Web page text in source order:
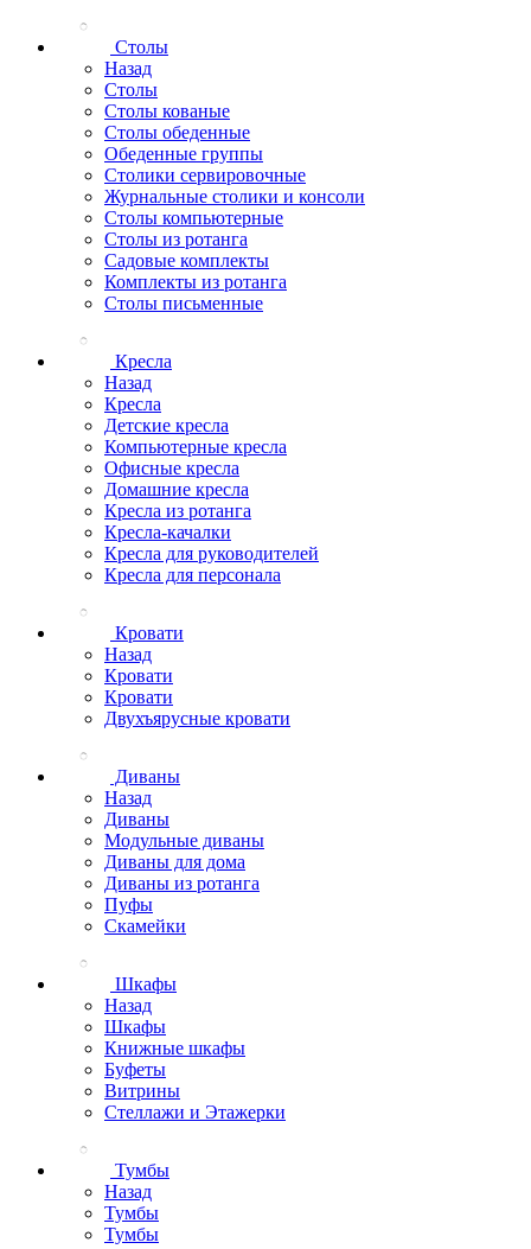
Столы
Назад
Столы
Столы кованые
Столы обеденные
Обеденные группы
Столики сервировочные
Журнальные столики и консоли
Столы компьютерные
Столы из ротанга
Садовые комплекты
Комплекты из ротанга
Столы письменные
Кресла
Назад
Кресла
Детские кресла
Компьютерные кресла
Офисные кресла
Домашние кресла
Кресла из ротанга
Кресла-качалки
Кресла для руководителей
Кресла для персонала
Кровати
Назад
Кровати
Кровати
Двухъярусные кровати
Диваны
Назад
Диваны
Модульные диваны
Диваны для дома
Диваны из ротанга
Пуфы
Скамейки
Шкафы
Назад
Шкафы
Книжные шкафы
Буфеты
Витрины
Стеллажи и Этажерки
Тумбы
Назад
Тумбы
Тумбы